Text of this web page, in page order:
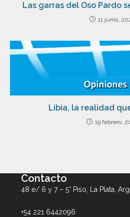
Las garras del Oso Pardo
11 junio,
Libia, la realidad
19 febrero,
Contacto
48 e/ 6 y 7 – 5° Piso, La Plata,
+54 221 6442096